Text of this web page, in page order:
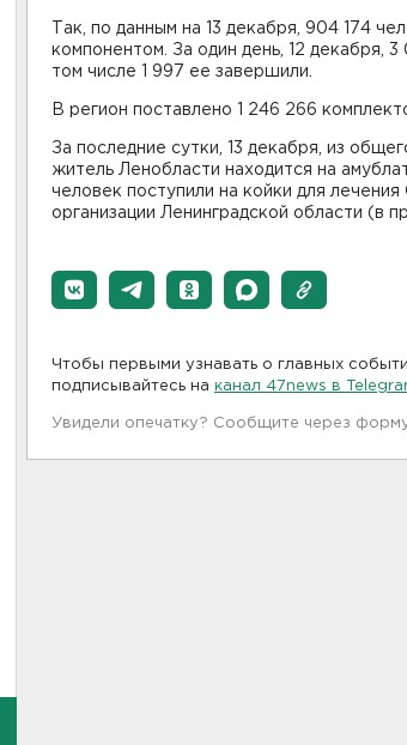
Так, по данным на 13 декабря, 904 174
компонентом. За один день, 12 декабря,
том числе 1 997 ее завершили.
В регион поставлено 1 246 266
За последние сутки, 13 декабря, из
житель Ленобласти находится на
человек поступили на койки для
организации Ленинградской области (в
Чтобы первыми узнавать о главных
подписывайтесь на канал 47news в
Увидели опечатку? Сообщите через